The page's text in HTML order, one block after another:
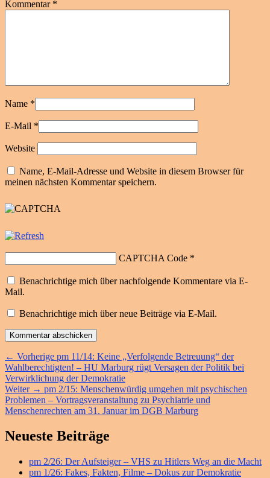
Kommentar *
Name *
E-Mail *
Website
Name, E-Mail-Adresse und Website in diesem Browser für
meinen nächsten Kommentar speichern.
CAPTCHA Code *
Benachrichtige mich über nachfolgende Kommentare via E-
Mail.
Benachrichtige mich über neue Beiträge via E-Mail.
Beitragsnavigation
← Vorherige Vorheriger
Beitrag:
pm 11/14: Keine „Verfolgende Betreuung“ der
Wahlberechtigten! – HU Marburg rügt Versagen der Politik bei
Verwirklichung der Demokratie
Weiter → Nächster
Beitrag:
pm 2/15: Menschenwürdig umgehen mit psychischen
Problemen – Vortragsveranstaltung zu Psychiatrie und
Menschenrechten am 31. Januar im DGB Marburg
Primärer
Widget-
Neueste Beiträge
pm 2/26: Der Aufsteiger – VHS zu Hitlers Weg an die Macht
pm 1/26: Fakes, Fakten, Filme – Dokus zur Demokratie